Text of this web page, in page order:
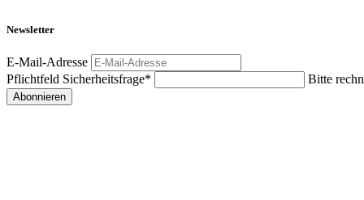
Newsletter
E-Mail-Adresse
Pflichtfeld Sicherheitsfrage* Bitte
Abonnieren